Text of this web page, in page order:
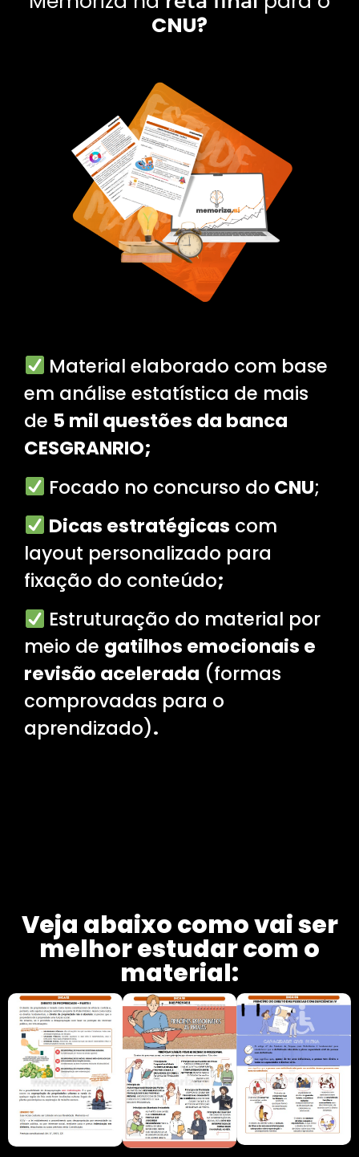
CNU?
Material elaborado com base
em análise estatística de mais
de 5 mil questões da banca
CESGRANRIO;
Focado no concurso do CNU;
Dicas estratégicas com
layout personalizado para
fixação do conteúdo;
Estruturação do material por
meio de gatilhos emocionais e
revisão acelerada (formas
comprovadas para o
aprendizado).
Veja abaixo como vai ser
melhor estudar com o
material: